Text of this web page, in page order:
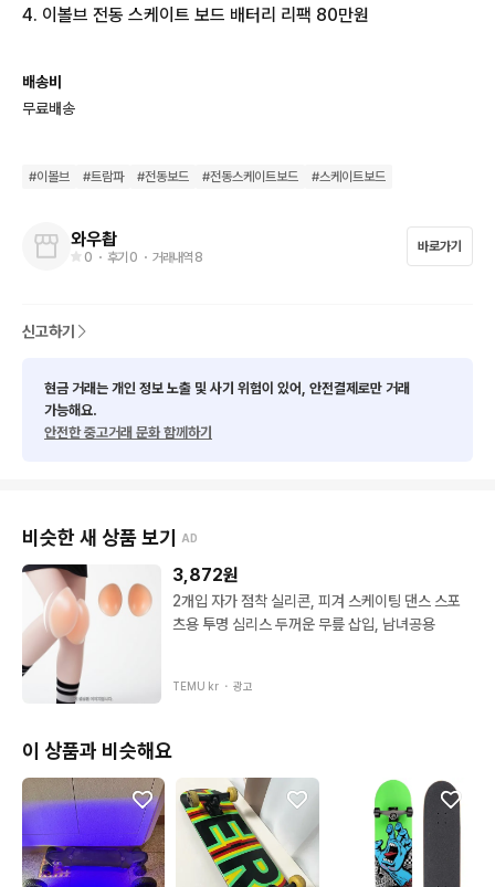
4. 이볼브 전동 스케이트 보드 배터리 리팩 80만원
배송비
무료배송
#이볼브 #트람파 #전동보드 #전동스케이트보드 #스케이트보드
와우촵
0 ・ 후기 0 ・ 거래내역 8
바로가기
신고하기
현금 거래는 개인 정보 노출 및 사기 위험이 있어, 안전결제로만 거래
가능해요.
안전한 중고거래 문화 함께하기
비슷한 새 상품 보기 AD
3,872원
2개입 자가 점착 실리콘, 피겨 스케이팅 댄스 스포
츠용 투명 심리스 두꺼운 무릎 삽입, 남녀공용
TEMU kr ・ 광고
이 상품과 비슷해요